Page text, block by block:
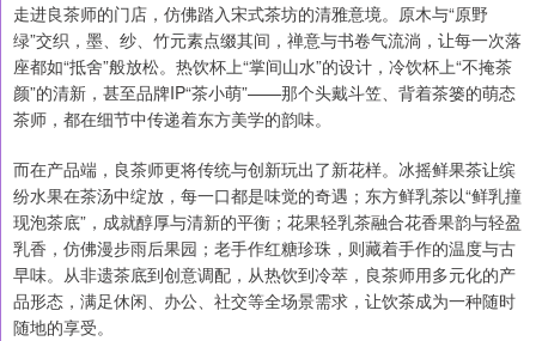
走进良茶师的门店，仿佛踏入宋式茶坊的清雅意境。原木与“原野
绿”交织，墨、纱、竹元素点缀其间，禅意与书卷气流淌，让每一次落
座都如“抵舍”般放松。热饮杯上“掌间山水”的设计，冷饮杯上“不掩茶
颜”的清新，甚至品牌IP“茶小萌”——那个头戴斗笠、背着茶篓的萌态
茶师，都在细节中传递着东方美学的韵味。
而在产品端，良茶师更将传统与创新玩出了新花样。冰摇鲜果茶让缤
纷水果在茶汤中绽放，每一口都是味觉的奇遇；东方鲜乳茶以“鲜乳撞
现泡茶底”，成就醇厚与清新的平衡；花果轻乳茶融合花香果韵与轻盈
乳香，仿佛漫步雨后果园；老手作红糖珍珠，则藏着手作的温度与古
早味。从非遗茶底到创意调配，从热饮到冷萃，良茶师用多元化的产
品形态，满足休闲、办公、社交等全场景需求，让饮茶成为一种随时
随地的享受。